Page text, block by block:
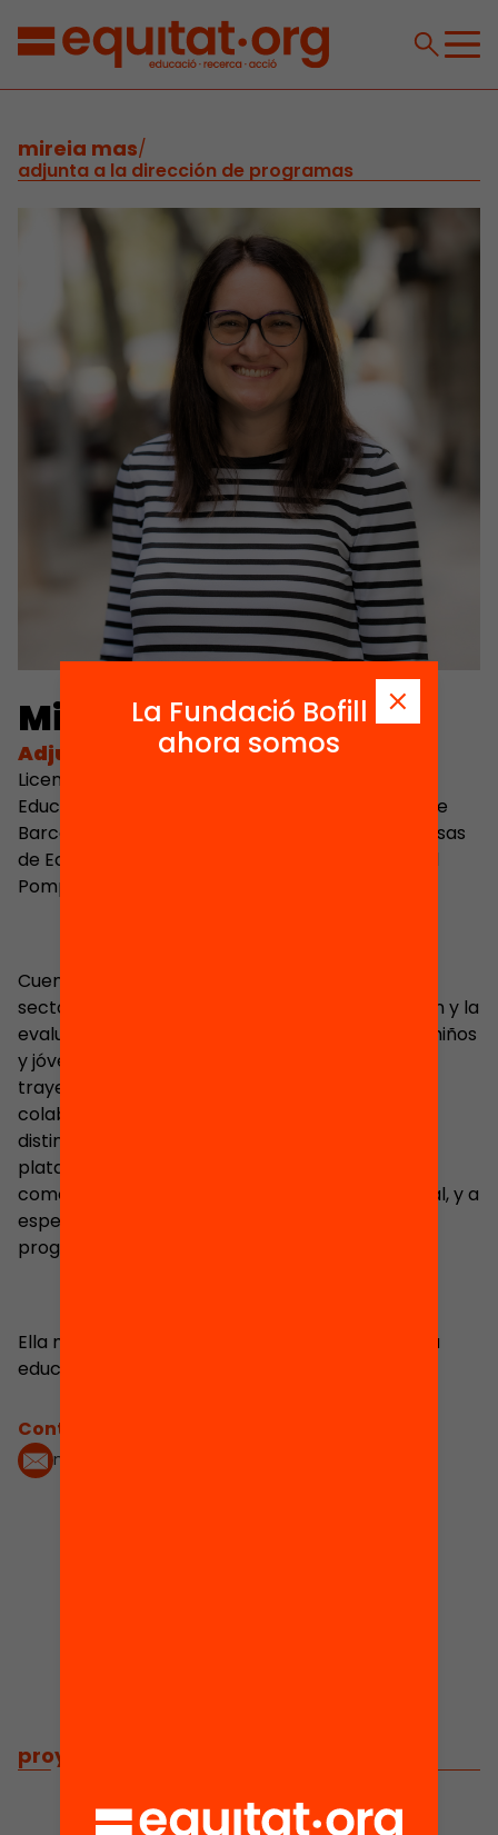
mireia mas/
adjunta a la dirección de programas
Mireia Mas
Adjunta a la dirección de programas
Licenciada en Psicopedagogía y diplomada en
Educación Social por la Universidad Autónoma de
Barcelona (UAB) y máster en Gestión de Empresas
de Economía Social por el idEC de la Universidad
Pompeu Fabra (UPF).
Cuenta con una amplia experiencia en el tercer
sector social de Cataluña, en el diseño, la gestión y la
evaluación de proyectos socioeducativos para niños
y jóvenes en situación de vulnerabilidad. Su
trayectoria profesional la ha llevado a realizar
colaboraciones de naturaleza variada y con
distintos actores (AP, tejido empresarial,
plataformas de entidades sociales, entre otros)
como formadora especialista y consultora social, y a
especializarse en la coordinación y gestión de
programas europeos.
Ella misma se define como una apasionada de la
educación y del mundo social.
Contacta'm:
mmas@fundaciobofill.org
proyectos
La Fundació Bofill
ahora somos